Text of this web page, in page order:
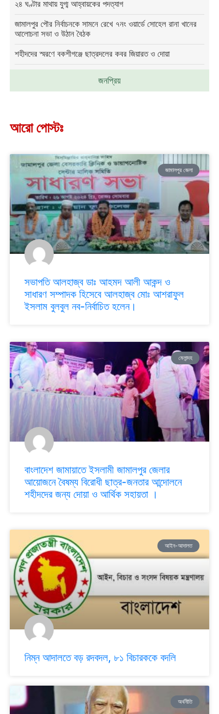
জনপ্রিয়
২৪ ঘণ্টার মাথায় যুগ্ম আহ্বায়কের পদত্যাগ
জামালপুর পৌর নির্বাচনকে সামনে রেখে ৭নং ওয়ার্ডে সোহেল রানা খানের
আলোচনা সভা ও উঠান বৈঠক
শহীদদের স্মরণে বকশীগঞ্জে ছাত্রদলের কবর জিয়ারত ও দোয়া
আরো পোস্টঃ
জামালপুর জেলা
সভাপতি আলহাজ্ব ডাঃ আহমদ আলী আকন্দ ও
সাধারণ সম্পাদক হিসেবে আলহাজ্ব মোঃ আশরাফুল
ইসলাম বুলবুল নব-নির্বাচিত হলেন।
মেলান্দহ
বাংলাদেশ জামায়াতে ইসলামী জামালপুর জেলার
আয়োজনে বৈষম্য বিরোধী ছাত্র-জনতার আন্দোলনে
শহীদদের জন্য দোয়া ও আর্থিক সহায়তা ।
আইন-আদালত
নিম্ন আদালতে বড় রদবদল, ৮১ বিচারককে বদলি
অর্থনীতি